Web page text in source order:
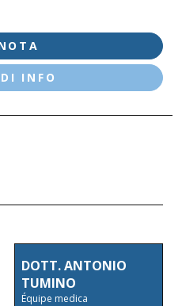
SAURO
INFO
DOTT. ANTONIO
TUMINO
Équipe medica